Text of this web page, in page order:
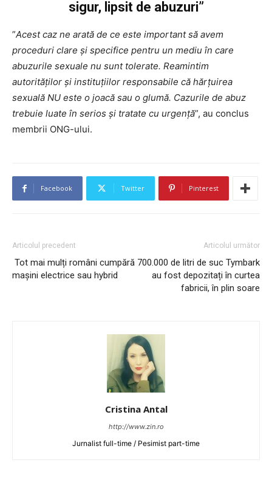
sigur, lipsit de abuzuri”
”Acest caz ne arată de ce este important să avem
proceduri clare și specifice pentru un mediu în care
abuzurile sexuale nu sunt tolerate. Reamintim
autorităților și instituțiilor responsabile că hărțuirea
sexuală NU este o joacă sau o glumă. Cazurile de abuz
trebuie luate în serios și tratate cu urgență”, au conclus
membrii ONG-ului.
Facebook Twitter Pinterest
Articolul precedent
Tot mai mulți români cumpără
mașini electrice sau hybrid
Articolul următor
700.000 de litri de suc Tymbark
au fost depozitați în curtea
fabricii, în plin soare
Cristina Antal
http://www.zin.ro
Jurnalist full-time / Pesimist part-time